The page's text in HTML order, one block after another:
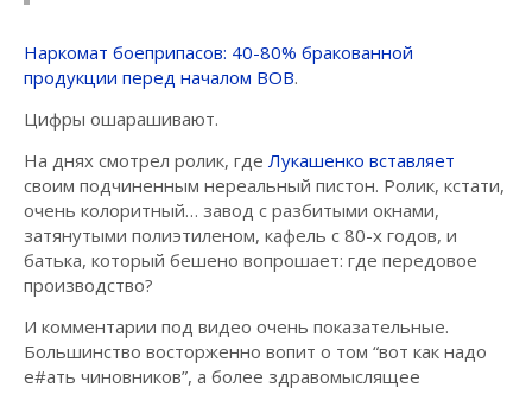
Наркомат боеприпасов: 40-80% бракованной
продукции перед началом ВОВ.
Цифры ошарашивают.
На днях смотрел ролик, где Лукашенко вставляет
своим подчиненным нереальный пистон. Ролик, кстати,
очень колоритный… завод с разбитыми окнами,
затянутыми полиэтиленом, кафель с 80-х годов, и
батька, который бешено вопрошает: где передовое
производство?
И комментарии под видео очень показательные.
Большинство восторженно вопит о том “вот как надо
е#ать чиновников”, а более здравомыслящее